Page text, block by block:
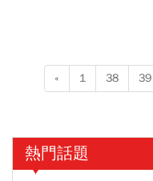
« 1 38 39
熱門話題